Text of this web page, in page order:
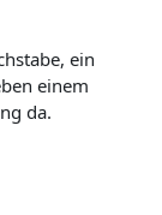
ein
einem
da.